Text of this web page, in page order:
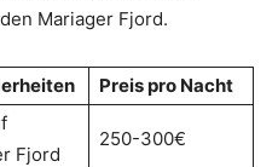
Mariager Fjord.
Preis pro Nacht
Fjord
250-300€